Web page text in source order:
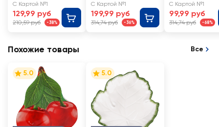
С Картой №1
129,99 руб
210,59 руб -38%
нержавеющая
сталь, пластик
С Картой №1
199,99 руб
314,74 руб -36%
С Картой №1
99,99 руб
314,74 руб -68%
Похожие товары Все
5.0 5.0